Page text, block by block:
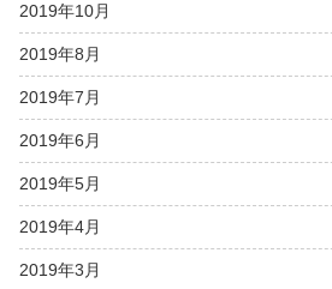
2019年10月
2019年8月
2019年7月
2019年6月
2019年5月
2019年4月
2019年3月